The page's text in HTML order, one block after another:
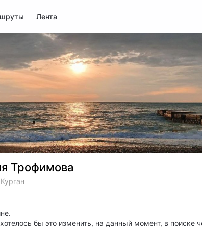
Лента
Трофимова
Курган
бы это изменить, на данный момент, в поиске